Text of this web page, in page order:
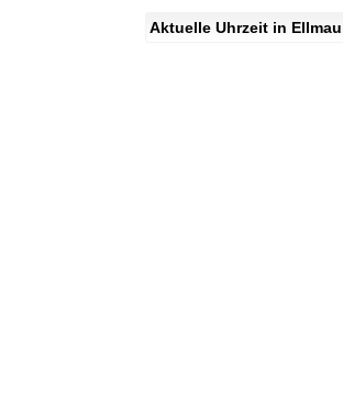
Aktuelle Uhrzeit in